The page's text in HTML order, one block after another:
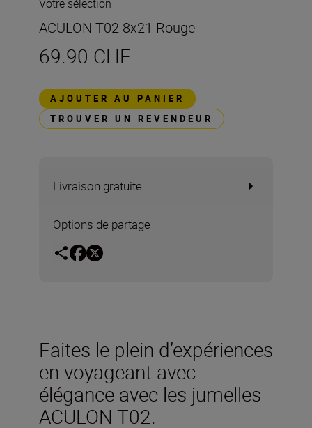
Votre sélection
ACULON T02 8x21 Rouge
69.90 CHF
AJOUTER AU PANIER
TROUVER UN REVENDEUR
Livraison gratuite
Options de partage
Faites le plein d’expériences
en voyageant avec
élégance avec les jumelles
ACULON T02.